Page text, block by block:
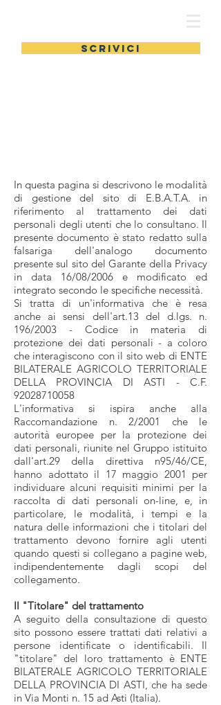
scrivici
In questa pagina si descrivono le modalità
di gestione del sito di E.B.A.T.A. in
riferimento al trattamento dei dati
personali degli utenti che lo consultano. Il
presente documento è stato redatto sulla
falsariga dell'analogo documento
presente sul sito del Garante della Privacy
in data 16/08/2006 e modificato ed
integrato secondo le specifiche necessità.
Si tratta di un'informativa che è resa
anche ai sensi dell'art.13 del d.lgs. n.
196/2003 - Codice in materia di
protezione dei dati personali - a coloro
che interagiscono con il sito web di ENTE
BILATERALE AGRICOLO TERRITORIALE
DELLA PROVINCIA DI ASTI - C.F.
92028710058
L'informativa si ispira anche alla
Raccomandazione n. 2/2001 che le
autorità europee per la protezione dei
dati personali, riunite nel Gruppo istituito
dall'art.29 della direttiva n95/46/CE,
hanno adottato il 17 maggio 2001 per
individuare alcuni requisiti minimi per la
raccolta di dati personali on-line, e, in
particolare, le modalità, i tempi e la
natura delle informazioni che i titolari del
trattamento devono fornire agli utenti
quando questi si collegano a pagine web,
indipendentemente dagli scopi del
collegamento.
Il "Titolare" del trattamento
A seguito della consultazione di questo
sito possono essere trattati dati relativi a
persone identificate o identificabili. Il
"titolare" del loro trattamento è ENTE
BILATERALE AGRICOLO TERRITORIALE
DELLA PROVINCIA DI ASTI, che ha sede
in Via Monti n. 15 ad Asti (Italia).